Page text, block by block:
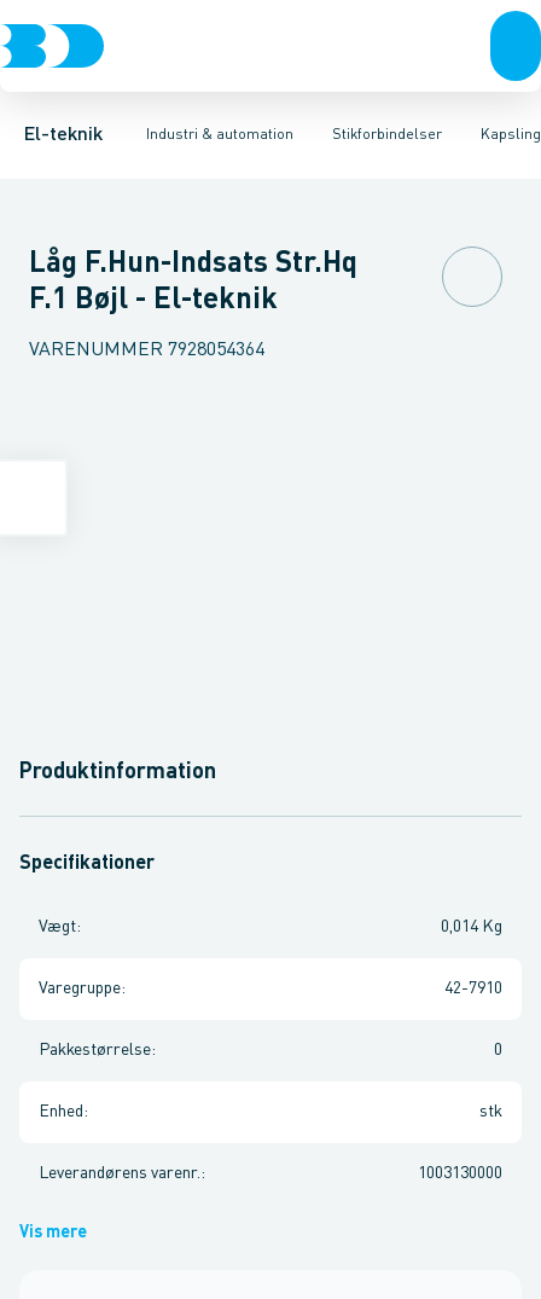
El-teknik Industri & automation
Afbrydere, stikkontakter & lampeudtagForgreningsmateriel
Stikforbindelser
Industristiksystemer Frekvensomformere og softstartere
Kapsling for industristikTilbehør til industrielle konnektorer
Låg F.Hun-Indsats Str.Hq
F.1 Bøjl - El-teknik
VARENUMMER 7928054364
Produktinformation
Specifikationer
Vægt: 0,014 Kg
Varegruppe: 42-7910
Pakkestørrelse: 0
Enhed : stk
Leverandørens varenr. : 1003130000
Vis mere